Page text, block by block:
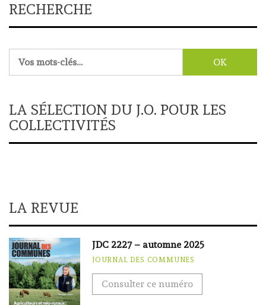
RECHERCHE
LA SÉLECTION DU J.O. POUR LES
COLLECTIVITÉS
LA REVUE
JDC 2227 – automne 2025
JOURNAL DES COMMUNES
Consulter ce numéro